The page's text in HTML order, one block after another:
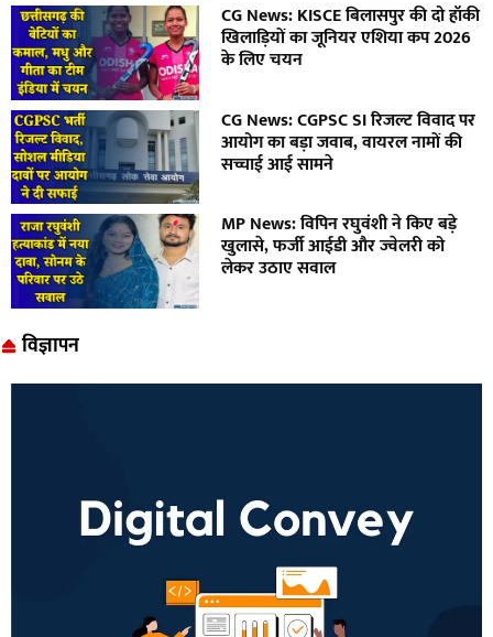
CG News: KISCE बिलासपुर की दो हॉकी
खिलाड़ियों का जूनियर एशिया कप 2026
के लिए चयन
CG News: CGPSC SI रिजल्ट विवाद पर
आयोग का बड़ा जवाब, वायरल नामों की
सच्चाई आई सामने
MP News: विपिन रघुवंशी ने किए बड़े
खुलासे, फर्जी आईडी और ज्वेलरी को
लेकर उठाए सवाल
विज्ञापन